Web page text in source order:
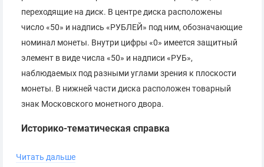
переходящие на диск. В центре диска расположены
число «50» и надпись «РУБЛЕЙ» под ним, обозначающие
номинал монеты. Внутри цифры «0» имеется защитный
элемент в виде числа «50» и надписи «РУБ»,
наблюдаемых под разными углами зрения к плоскости
монеты. В нижней части диска расположен товарный
знак Московского монетного двора.
Историко-тематическая справка
Читать дальше